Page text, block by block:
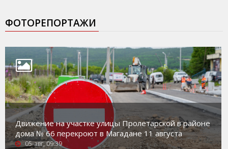
ФОТОРЕПОРТАЖИ
Движение на участке улицы Пролетарской в районе
дома № 66 перекроют в Магадане 11 августа
05-авг, 09:39